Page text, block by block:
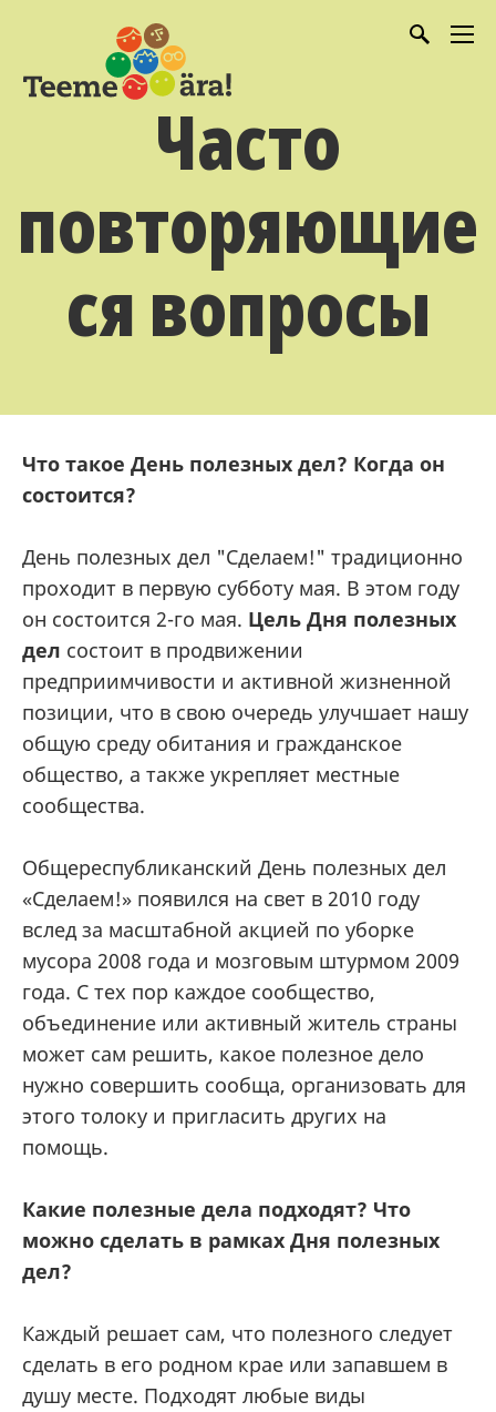
Часто
повторяющие
ся вопросы
Что такое День полезных дел? Когда он
состоится?
День полезных дел "Сделаем!" традиционно
проходит в первую субботу мая. В этом году
он состоится 2-го мая. Цель Дня полезных
дел состоит в продвижении
предприимчивости и активной жизненной
позиции, что в свою очередь улучшает нашу
общую среду обитания и гражданское
общество, а также укрепляет местные
сообщества.
Общереспубликанский День полезных дел
«Сделаем!» появился на свет в 2010 году
вслед за масштабной акцией по уборке
мусора 2008 года и мозговым штурмом 2009
года. С тех пор каждое сообщество,
объединение или активный житель страны
может сам решить, какое полезное дело
нужно совершить сообща, организовать для
этого толоку и пригласить других на
помощь.
Какие полезные дела подходят? Что
можно сделать в рамках Дня полезных
дел?
Каждый решает сам, что полезного следует
сделать в его родном крае или запавшем в
душу месте. Подходят любые виды